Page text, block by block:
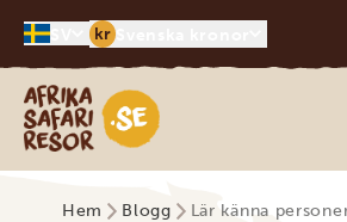
kr
Safari-resor i Afrika
Hem Blogg Lär känna